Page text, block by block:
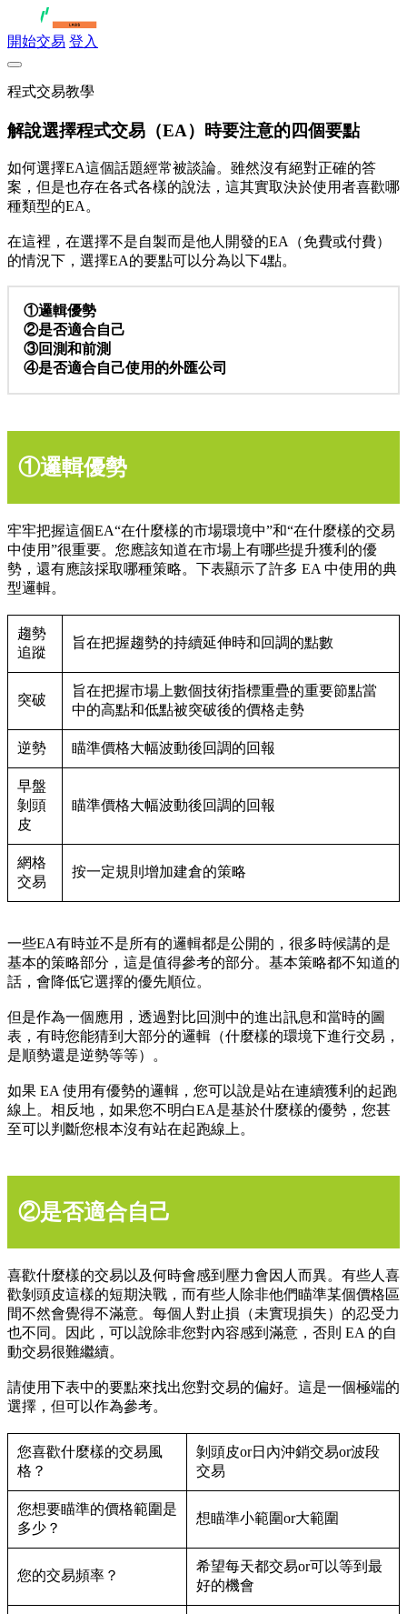
開始交易 登入
程式交易教學
解說選擇程式交易（EA）時要注意的四個要點
如何選擇EA這個話題經常被談論。雖然沒有絕對正確的答
案，但是也存在各式各樣的說法，這其實取決於使用者喜歡哪
種類型的EA。
在這裡，在選擇不是自製而是他人開發的EA（免費或付費）
的情況下，選擇EA的要點可以分為以下4點。
①邏輯優勢
②是否適合自己
③回測和前測
④是否適合自己使用的外匯公司
①邏輯優勢
牢牢把握這個EA“在什麼樣的市場環境中”和“在什麼樣的交易
中使用”很重要。您應該知道在市場上有哪些提升獲利的優
勢，還有應該採取哪種策略。下表顯示了許多 EA 中使用的典
型邏輯。
趨勢
追蹤
旨在把握趨勢的持續延伸時和回調的點數
突破
旨在把握市場上數個技術指標重疊的重要節點當
中的高點和低點被突破後的價格走勢
逆勢 瞄準價格大幅波動後回調的回報
早盤
剝頭
皮
瞄準價格大幅波動後回調的回報
網格
交易
按一定規則增加建倉的策略
一些EA有時並不是所有的邏輯都是公開的，很多時候講的是
基本的策略部分，這是值得參考的部分。基本策略都不知道的
話，會降低它選擇的優先順位。
但是作為一個應用，透過對比回測中的進出訊息和當時的圖
表，有時您能猜到大部分的邏輯（什麼樣的環境下進行交易，
是順勢還是逆勢等等）。
如果 EA 使用有優勢的邏輯，您可以說是站在連續獲利的起跑
線上。相反地，如果您不明白EA是基於什麼樣的優勢，您甚
至可以判斷您根本沒有站在起跑線上。
②是否適合自己
喜歡什麼樣的交易以及何時會感到壓力會因人而異。有些人喜
歡剝頭皮這樣的短期決戰，而有些人除非他們瞄準某個價格區
間不然會覺得不滿意。每個人對止損（未實現損失）的忍受力
也不同。因此，可以說除非您對內容感到滿意，否則 EA 的自
動交易很難繼續。
請使用下表中的要點來找出您對交易的偏好。這是一個極端的
選擇，但可以作為參考。
您喜歡什麼樣的交易風
格？
剝頭皮or日內沖銷交易or波段
交易
您想要瞄準的價格範圍是
多少？
想瞄準小範圍or大範圍
您的交易頻率？
希望每天都交易or可以等到最
好的機會